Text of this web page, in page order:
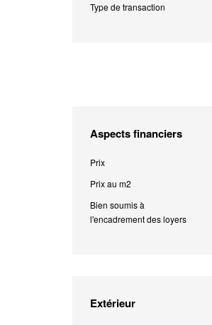
Type de transaction
Aspects financiers
Prix
Prix au m2
Bien soumis à
l'encadrement des loyers
Extérieur